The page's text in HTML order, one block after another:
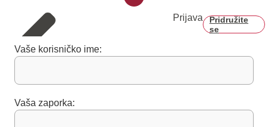
Prijava
Pridružite
se
Vaše korisničko ime:
Vaša zaporka: